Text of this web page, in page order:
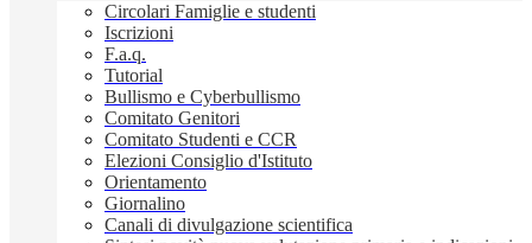
Circolari Famiglie e studenti
Iscrizioni
F.a.q.
Tutorial
Bullismo e Cyberbullismo
Comitato Genitori
Comitato Studenti e CCR
Elezioni Consiglio d'Istituto
Orientamento
Giornalino
Canali di divulgazione scientifica